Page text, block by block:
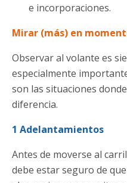
e incorporaciones.
Mirar (más) en
Observar al volante es
especialmente
son las situaciones
diferencia.
1 Adelantamientos
Antes de moverse al
debe estar seguro de